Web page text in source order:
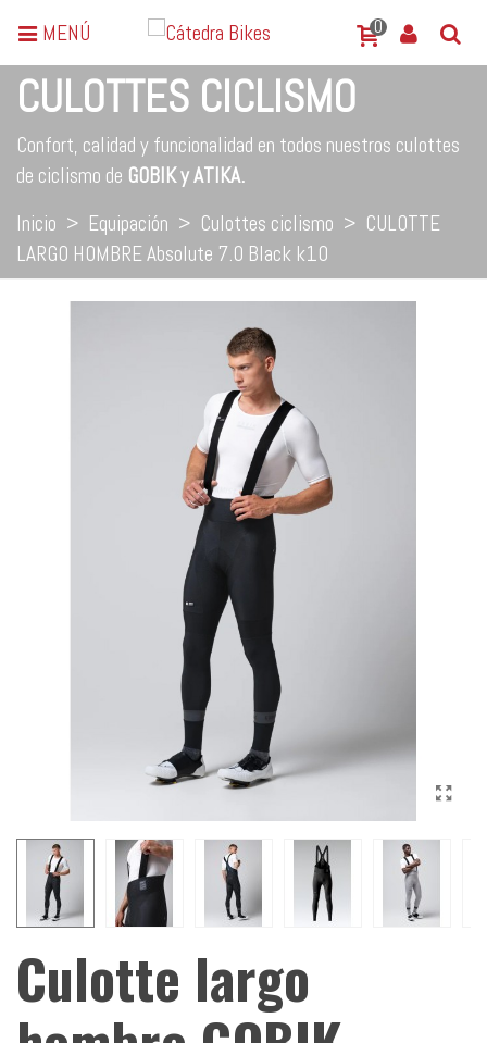
MENÚ 0
CULOTTES CICLISMO
Confort, calidad y funcionalidad en todos nuestros culottes
de ciclismo de GOBIK y ATIKA.
Inicio > Equipación > Culottes ciclismo > CULOTTE
LARGO HOMBRE Absolute 7.0 Black k10
Culotte largo